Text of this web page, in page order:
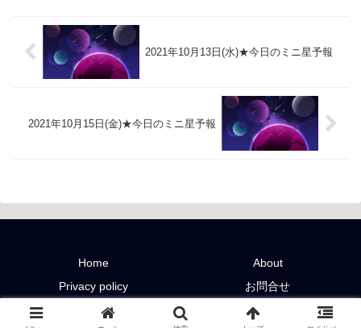
2021年10月13日(水)★今日のミニ星予報
2021年10月15日(金)★今日のミニ星予報
Home
About
Privacy policy
お問合せ
Copyright © 2019-2026 星ルーム All Rights Reserved.